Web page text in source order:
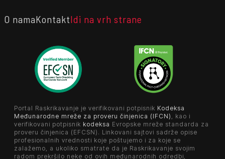
O namaKontaktIdi na vrh strane
Portal Raskrikavanje je verifikovani potpisnik Kodeksa
Međunarodne mreže za proveru činjenica (IFCN) , kao i
verifikovani potpisnik kodeksa Evropske mreže standarda za
proveru činjenica (EFCSN). Linkovani sajtovi sadrže opise
profesionalnih vrednosti koje poštujemo i za koje se
zalažemo, a ukoliko smatrate da je Raskrikavanje svojim
radom prekršilo neke od ovih međunarodnih odredbi,